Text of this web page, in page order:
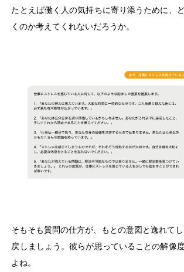
たとえば働く人の気持ちに寄り添うために、
くのか考えてくれないだろうか。
そもそも質問の仕方が、もとの意図と逸れてし
戻しましょう。彼らが思っていることの解像
よね。